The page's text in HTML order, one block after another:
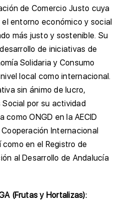
de Comercio Justo cuya
entorno económico y social
más justo y sostenible. Su
de iniciativas de
Solidaria y Consumo
local como internacional.
sin ánimo de lucro,
por su actividad
como ONGD en la AECID
Internacional
como en el Registro de
al Desarrollo de Andalucía
(Frutas y Hortalizas):